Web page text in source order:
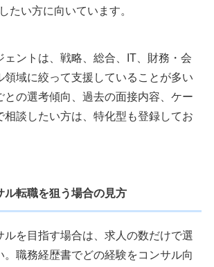
ェントの選び方
職務経歴書の対策を確認する
当者か見極める
ントを使わない方がよいケースもある
にエージェントを利用するメリット
紹介してもらえる
社時期の調整を任せられる
たい方に向いています。
ェントは、戦略、総合、IT、財務・会
領域に絞って支援していることが多い
との選考傾向、過去の面接内容、ケー
相談したい方は、特化型も登録してお
ル転職を狙う場合の見方
ルを目指す場合は、求人の数だけで選
。職務経歴書でどの経験をコンサル向